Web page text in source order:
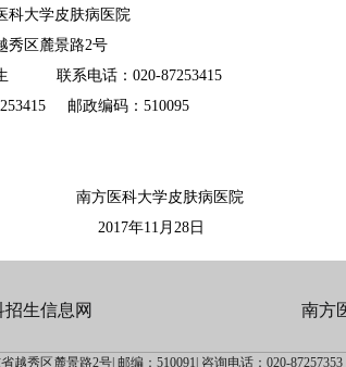
科大学皮肤病医院
秀区麓景路2号
联系电话：020-87253415
邮政编码：510095
大学皮肤病医院
11月28日
生信息网 南方
越秀区麓景路2号| 邮编：510091| 咨询电话：020-